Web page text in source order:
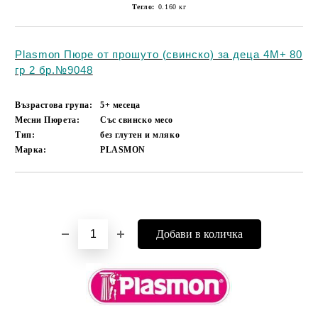
Тегло: 0.160 кг
Plasmon Пюре от прошуто (свинско) за деца 4М+ 80
гр 2 бр.№9048
Възрастова група:
5+ месеца
Месни Пюрета:
Със свинско месо
Тип:
без глутен и мляко
Марка:
PLASMON